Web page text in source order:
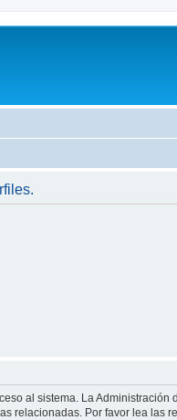
al sistema. La
relacionadas. Por favor lea las